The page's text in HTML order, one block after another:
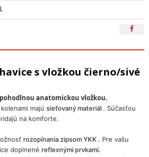
s vložkou čierno/sivé
pohodlnou anatomickou vložkou.
majú sieťovaný materiál . Súčasťou
na komforte.
rozopínania zipsom YKK . Pre vašu
doplnené reflexnými prvkami.